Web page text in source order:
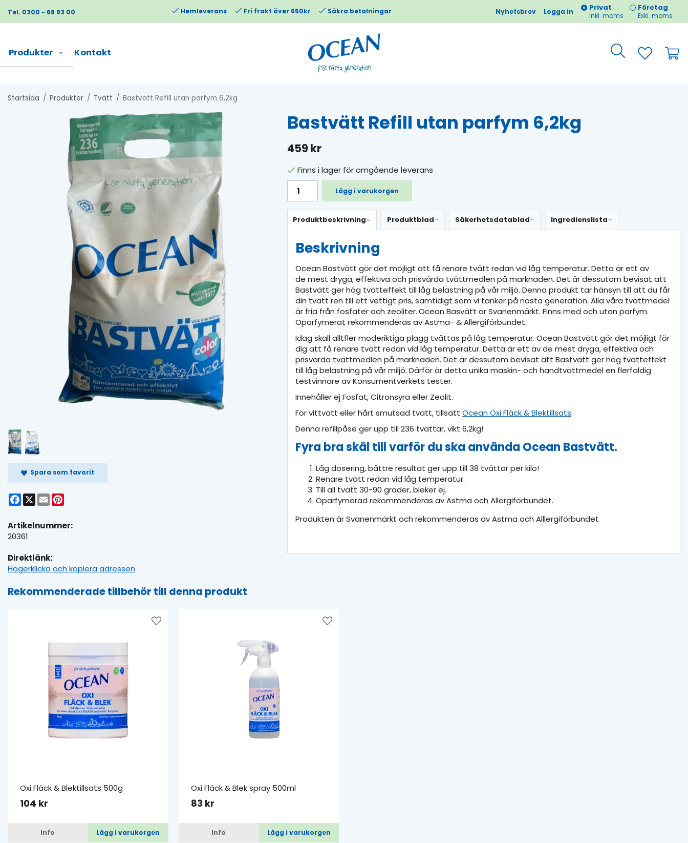
Tel. 0300 - 68 93 00 Hemleverans Fri frakt över 650kr Säkra betalningar Nyhetsbrev Logga in Privat
Inkl. moms
Företag
Exkl. moms
Produkter Kontakt
Startsida / Produkter / Tvätt / Bastvätt Refill utan parfym 6,2kg
Bastvätt Refill utan parfym 6,2kg
459 kr
Finns i lager för omgående leverans
Lägg i varukorgen
Produktbeskrivning Produktblad Säkerhetsdatablad Ingredienslista
Beskrivning
Ocean Bastvätt gör det möjligt att få renare tvätt redan vid låg temperatur. Detta är ett av
de mest dryga, effektiva och prisvärda tvättmedlen på marknaden. Det är dessutom bevisat att
Bastvätt ger hög tvätteffekt till låg belastning på vår miljö. Denna produkt tar hänsyn till att du får
din tvätt ren till ett vettigt pris, samtidigt som vi tänker på nästa generation. Alla våra tvättmedel
är fria från fosfater och zeoliter.Ocean Basvätt är Svanenmärkt. Finns med och utan parfym.
Oparfymerat rekommenderas av Astma- & Allergiförbundet.
Idag skall alltfler moderiktiga plagg tvättas på låg temperatur. Ocean Bastvätt gör det möjligt för
dig att få renare tvätt redan vid låg temperatur. Detta är ett av de mest dryga, effektiva och
prisvärda tvättmedlen på marknaden. Det är dessutom bevisat att Bastvätt ger hög tvätteffekt
till låg belastning på vår miljö. Därför är detta unika maskin- och handtvättmedel en flerfaldig
testvinnare av Konsumentverkets tester.
Innehåller ej Fosfat, Citronsyra eller Zeolit.
För vittvätt eller hårt smutsad tvätt, tillsätt Ocean Oxi Fläck & Blektillsats.
Denna refillpåse ger upp till 236 tvättar, vikt 6,2kg!
Fyra bra skäl till varför du ska använda Ocean Bastvätt.
Låg dosering, bättre resultat ger upp till 38 tvättar per kilo!
Renare tvätt redan vid låg temperatur.
Till all tvätt 30-90 grader, bleker ej.
Oparfymerad rekommenderas av Astma och Allergiförbundet.
Produkten är Svanenmärkt och rekommenderas av Astma och Alllergiförbundet
Spara som favorit
Facebook
X Email
Artikelnummer:
20361
Direktlänk:
Högerklicka och kopiera adressen
Rekommenderade tillbehör till denna produkt
Oxi Fläck & Blektillsats 500g
104 kr
Info Lägg i varukorgen
Oxi Fläck & Blek spray 500ml
83 kr
Info Lägg i varukorgen